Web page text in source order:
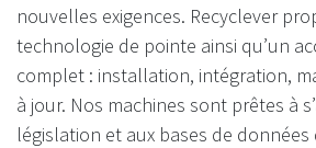
nouvelles exigences. Recyclever
technologie de pointe ainsi qu’un
complet : installation, intégration,
à jour. Nos machines sont prêtes à
législation et aux bases de données